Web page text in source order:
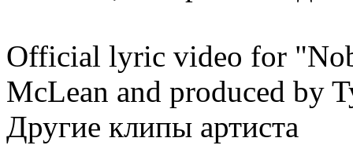
Official lyric video for
McLean and produced by
Другие клипы артиста